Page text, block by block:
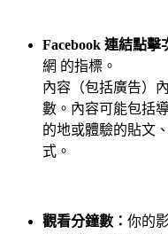
Facebook 連結點擊
網 的指標。
內容（包括廣告）
數。內容可能包括
的地或體驗的貼文
式。
觀看分鐘數： 你的